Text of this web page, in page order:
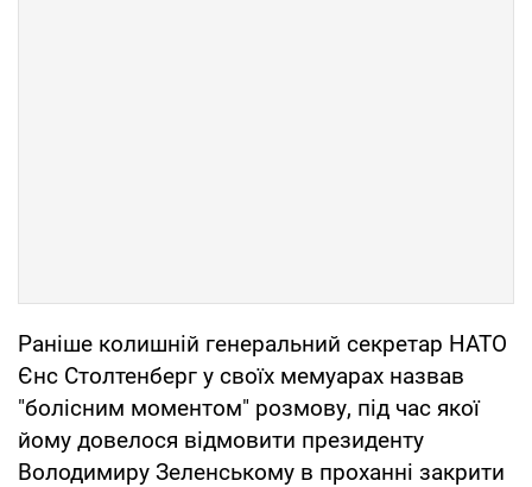
Раніше колишній генеральний секретар НАТО
Єнс Столтенберг у своїх мемуарах назвав
"болісним моментом" розмову, під час якої
йому довелося відмовити президенту
Володимиру Зеленському в проханні закрити